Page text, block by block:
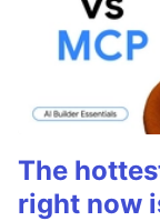
The
right now